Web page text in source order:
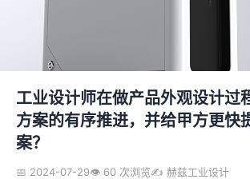
工业设计师在做产品外观设计过
方案的有序推进，并给甲方更快
案？
📅 2024-07-29👁️ 60 次浏览✍️ 赫兹工业设计